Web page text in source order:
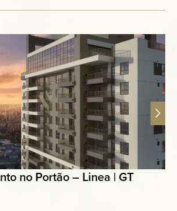
no Portão – Linea | GT